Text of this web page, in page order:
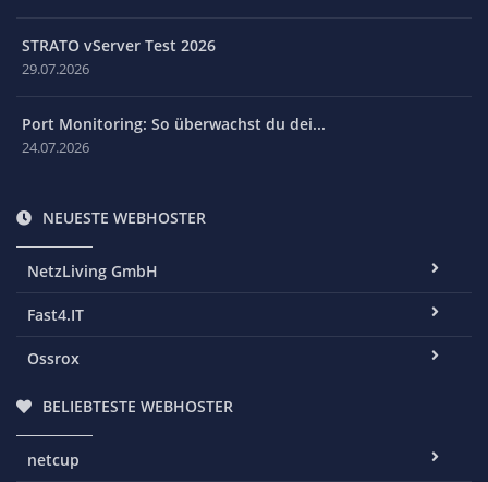
STRATO vServer Test 2026
29.07.2026
Port Monitoring: So überwachst du dei...
24.07.2026
NEUESTE WEBHOSTER
NetzLiving GmbH
Fast4.IT
Ossrox
BELIEBTESTE WEBHOSTER
netcup